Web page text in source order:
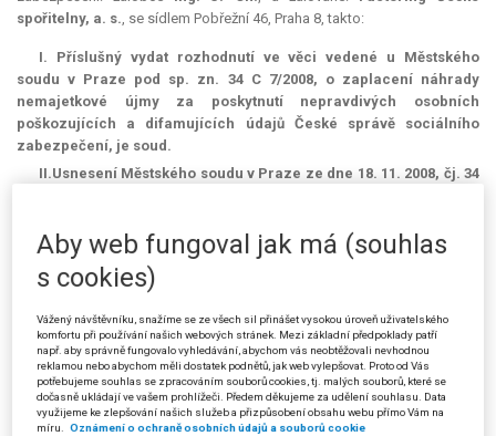
spořitelny, a. s., se sídlem Pobřežní 46, Praha 8, takto:
I. Příslušnývydat rozhodnutí ve věci vedené u Městského
soudu v Praze pod sp. zn. 34 C 7/2008, o zaplacení náhrady
nemajetkové újmy za poskytnutí nepravdivých osobních
poškozujících a difamujících údajů České správě sociálního
zabezpečení, je soud.
II.Usnesení Městského soudu v Praze ze dne 18. 11. 2008, čj. 34
ODŮVODNĚNÍ:
Návrhem doručeným dne 19. 5. 2009 senátu zřízenému podle zákona
č. 131/2002 Sb., o rozhodování některých kompetenčních sporů, se
Úřad pro ochranu osobních údajů domáhal, aby zvláštní senát rozhodl
spor o pravomoc vzniklý ve smyslu § 1 odst. 1 písm. a) zákona č.
131/2002 Sb. mezi ním a Městským soudem v Praze ve věci žaloby
vedené u Městského soudu v Praze pod sp. zn. 34 C 7/2008 týkající se
zaplacení náhrady nemajetkové újmy za poskytnutí nepravdivých
Aby web fungoval jak má (souhlas
s cookies)
Vážený návštěvníku, snažíme se ze všech sil přinášet vysokou úroveň uživatelského
komfortu při používání našich webových stránek. Mezi základní předpoklady patří
např. aby správně fungovalo vyhledávání, abychom vás neobtěžovali nevhodnou
reklamou nebo abychom měli dostatek podnětů, jak web vylepšovat. Proto od Vás
potřebujeme souhlas se zpracováním souborů cookies, tj. malých souborů, které se
dočasně ukládají ve vašem prohlížeči. Předem děkujeme za udělení souhlasu. Data
využijeme ke zlepšování našich služeb a přizpůsobení obsahu webu přímo Vám na
míru. Oznámení o ochraně osobních údajů a souborů cookie